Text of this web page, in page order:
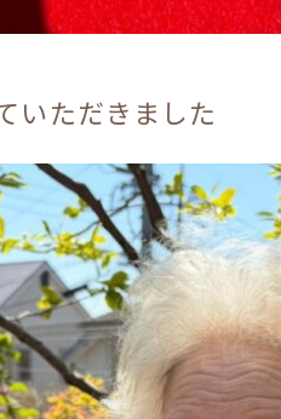
いただきました